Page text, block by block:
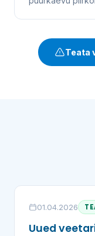
Teata
01.04.2026
Uued